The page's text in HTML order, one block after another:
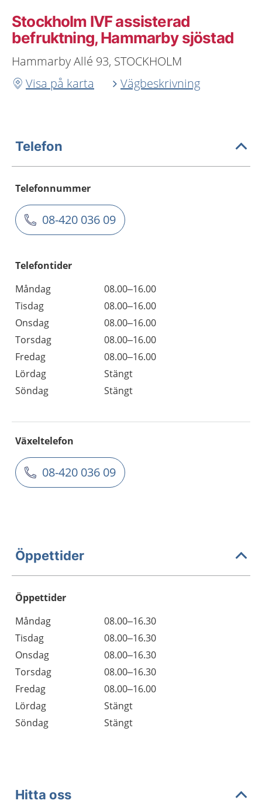
Stockholm IVF assisterad
befruktning, Hammarby sjöstad
Hammarby Allé 93, STOCKHOLM
Visa på karta
Vägbeskrivning
Telefon
Telefonnummer
08-420 036 09
Telefontider
Måndag
08.00–16.00
Tisdag
08.00–16.00
Onsdag
08.00–16.00
Torsdag
08.00–16.00
Fredag
08.00–16.00
Lördag
Stängt
Söndag
Stängt
Växeltelefon
08-420 036 09
Öppettider
Öppettider
Dag
Öppettider
Kommentarer
Måndag
08.00–16.30
Tisdag
08.00–16.30
Onsdag
08.00–16.30
Torsdag
08.00–16.30
Fredag
08.00–16.00
Lördag
Stängt
Söndag
Stängt
Hitta oss